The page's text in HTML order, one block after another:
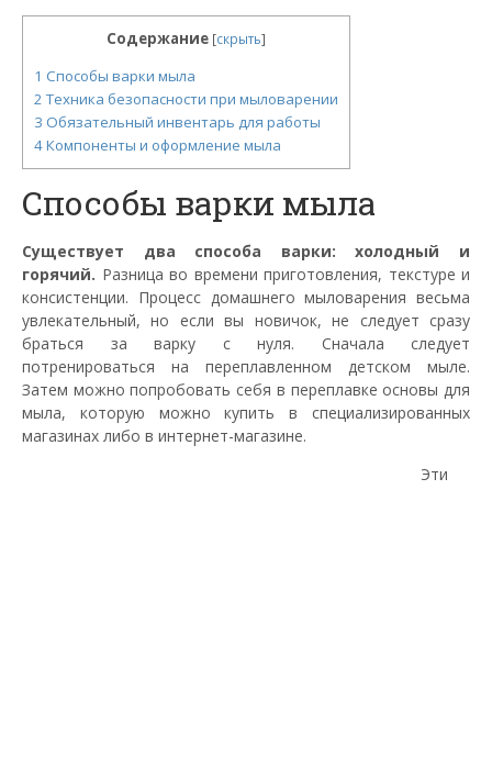
Содержание [скрыть]
1 Способы варки мыла
2 Техника безопасности при мыловарении
3 Обязательный инвентарь для работы
4Компоненты и оформление мыла
Способы варки мыла
Существует два способа варки: холодный и
горячий. Разница во времени приготовления, текстуре и
консистенции. Процесс домашнего мыловарения весьма
увлекательный, но если вы новичок, не следует сразу
браться за варку с нуля. Сначала следует
потренироваться на переплавленном детском мыле.
Затем можно попробовать себя в переплавке основы для
мыла, которую можно купить в специализированных
магазинах либо в интернет-магазине.
Эти